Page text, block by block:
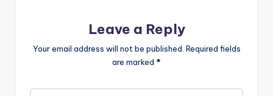
Leave a Reply
Your email address will not be published. Required fields
are marked *